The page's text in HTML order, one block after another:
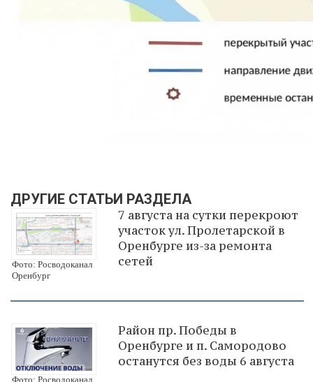
ДРУГИЕ СТАТЬИ РАЗДЕЛА
Фото: Росводоканал
Оренбург
7 августа на сутки перекроют
участок ул. Пролетарской в
Оренбурге из-за ремонта
сетей
Фото: Росводоканал
Район пр. Победы в
Оренбурге и п. Самородово
останутся без воды 6 августа